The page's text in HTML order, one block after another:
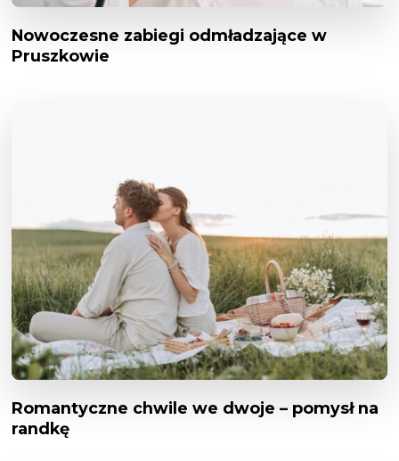
Nowoczesne zabiegi odmładzające w
Pruszkowie
Romantyczne chwile we dwoje – pomysł na
randkę